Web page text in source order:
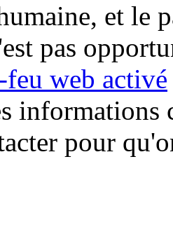
et le
pas
feu web activé
informations
pour